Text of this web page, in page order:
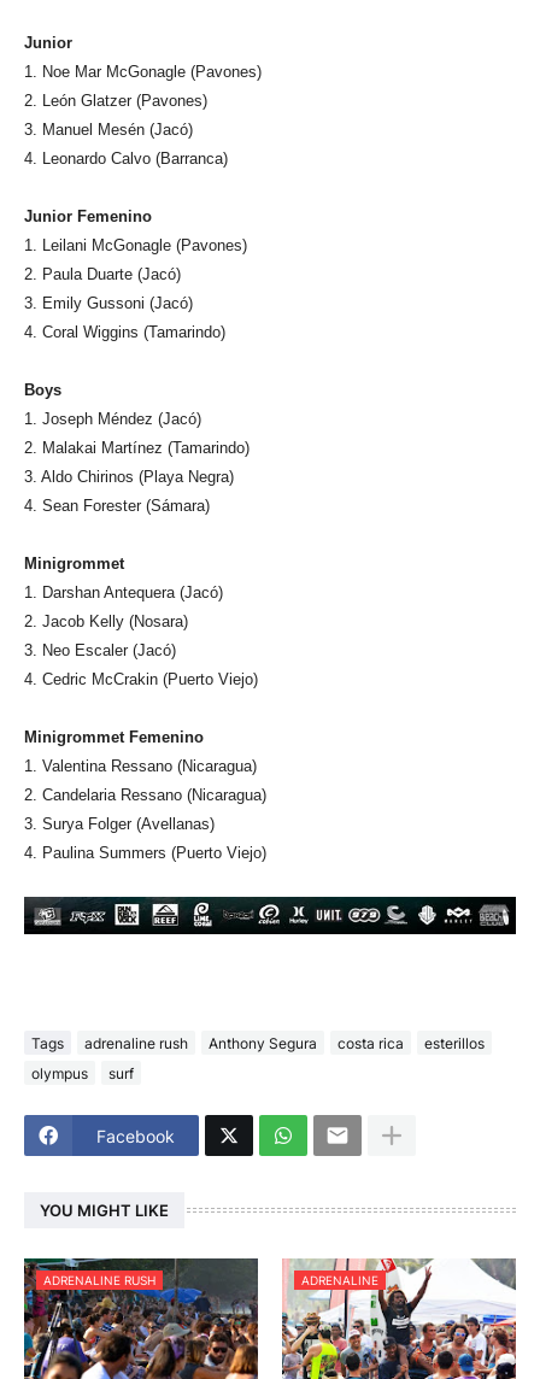
Junior
1. Noe Mar McGonagle (Pavones)
2. León Glatzer (Pavones)
3. Manuel Mesén (Jacó)
4. Leonardo Calvo (Barranca)
Junior Femenino
1. Leilani McGonagle (Pavones)
2. Paula Duarte (Jacó)
3. Emily Gussoni (Jacó)
4. Coral Wiggins (Tamarindo)
Boys
1. Joseph Méndez (Jacó)
2. Malakai Martínez (Tamarindo)
3. Aldo Chirinos (Playa Negra)
4. Sean Forester (Sámara)
Minigrommet
1. Darshan Antequera (Jacó)
2. Jacob Kelly (Nosara)
3. Neo Escaler (Jacó)
4. Cedric McCrakin (Puerto Viejo)
Minigrommet Femenino
1. Valentina Ressano (Nicaragua)
2. Candelaria Ressano (Nicaragua)
3. Surya Folger (Avellanas)
4. Paulina Summers (Puerto Viejo)
Tags adrenaline rush Anthony Segura costa rica
esterillos
olympus
surf
Facebook
YOU MIGHT LIKE
ADRENALINE RUSH ADRENALINE